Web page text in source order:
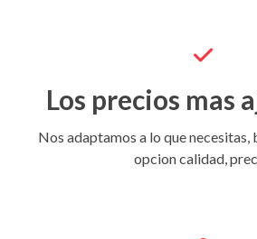
Los precios mas
Nos adaptamos a lo que necesitas,
opcion calidad,